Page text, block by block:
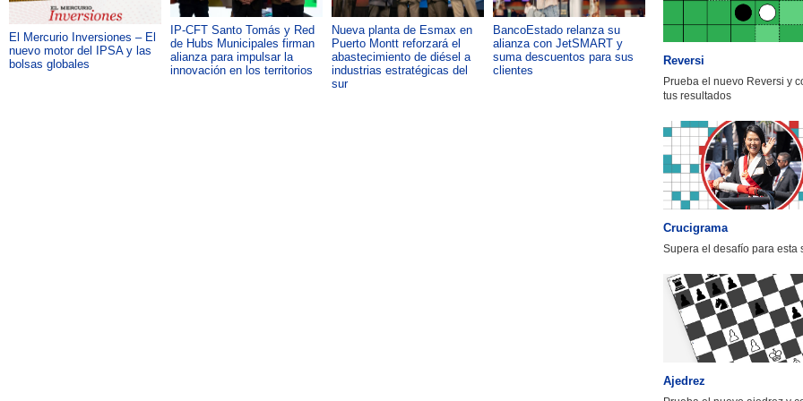
El Mercurio Inversiones – El
nuevo motor del IPSA y las
bolsas globales
IP-CFT Santo Tomás y Red
de Hubs Municipales firman
alianza para impulsar la
innovación en los territorios
Nueva planta de Esmax en
Puerto Montt reforzará el
abastecimiento de diésel a
industrias estratégicas del
sur
BancoEstado relanza su
alianza con JetSMART y
suma descuentos para sus
clientes
Capacitación como foco del
desarrollo país: OTIC de la
CChC lanza podcast sobre el
Reversi
Prueba el nuevo Reversi y
tus resultados
Crucigrama
Supera el desafío para esta
Ajedrez